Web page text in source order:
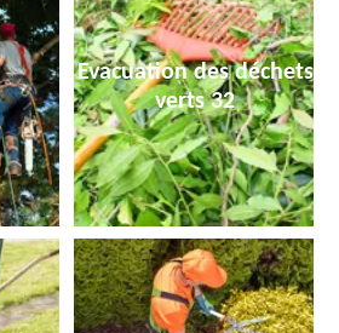
Evacuation des déchets
verts 32